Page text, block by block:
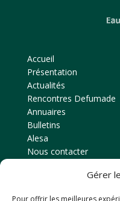
Gérer
Pour offrir les meilleures
Accueil
Présentation
Actualités
Rencontres Defumade
Annuaires
Bulletins
Alesa
Nous contacter